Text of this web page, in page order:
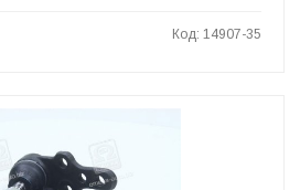
Код: 14907-35